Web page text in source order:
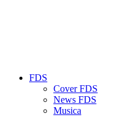
FDS
Cover FDS
News FDS
Musica